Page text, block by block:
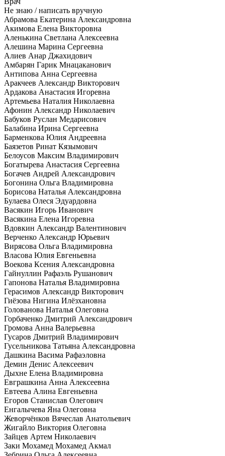
Не знаю / написать вручную
Абрамова Екатерина Александровна
Акимова Елена Викторовна
Аленькина Светлана Алексеевна
Алешина Марина Сергеевна
Алиев Анар Джахидович
Амбарян Гарик Мнацаканович
Антипова Анна Сергеевна
Аракчеев Александр Викторович
Ардакова Анастасия Игоревна
Артемьева Наталия Николаевна
Афонин Александр Николаевич
Бабуков Руслан Медарисович
Балабина Ирина Сергеевна
Барменкова Юлия Андреевна
Баязетов Ринат Кязымович
Белоусов Максим Владимирович
Богатырева Анастасия Сергеевна
Богачев Андрей Александрович
Богонина Ольга Владимировна
Борисова Наталья Александровна
Булаева Олеся Эдуардовна
Васякин Игорь Иванович
Васякина Елена Игоревна
Вдовкин Александр Валентинович
Верченко Александр Юрьевич
Вирясова Ольга Владимировна
Власова Юлия Евгеньевна
Воекова Ксения Александровна
Гайнуллин Рафаэль Рушанович
Гапонова Наталья Владимировна
Герасимов Александр Викторович
Гиёзова Нигина Илёзхановна
Голованова Наталья Олеговна
Горбаченко Дмитрий Александрович
Громова Анна Валерьевна
Гусаров Дмитрий Владимирович
Гусельникова Татьяна Александровна
Дашкина Васима Рафаэловна
Демин Денис Алексеевич
Дыхне Елена Владимировна
Евграшкина Анна Алексеевна
Евтеева Алина Евгеньевна
Егоров Станислав Олегович
Енгалычева Яна Олеговна
Жеворчёнков Вячеслав Анатольевич
Жигайло Виктория Олеговна
Зайцев Артем Николаевич
Заки Мохамед Мохамед Акмал